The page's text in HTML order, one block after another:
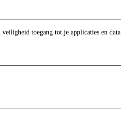
toegang tot je applicaties en data.